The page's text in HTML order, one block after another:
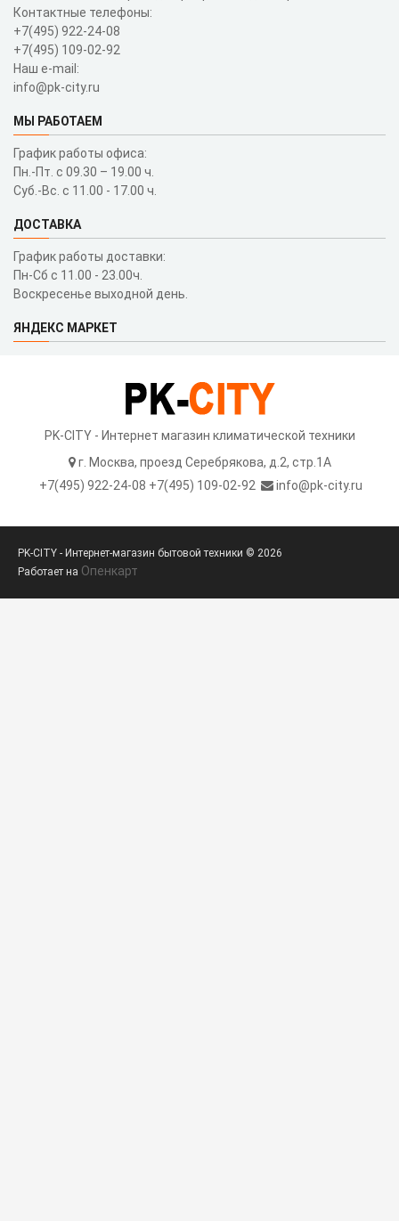
Контактные телефоны:
+7(495) 922-24-08
+7(495) 109-02-92
Наш e-mail:
info@pk-city.ru
МЫ РАБОТАЕМ
График работы офиса:
Пн.-Пт. с 09.30 – 19.00 ч.
Суб.-Вс. с 11.00 - 17.00 ч.
ДОСТАВКА
График работы доставки:
Пн-Сб с 11.00 - 23.00ч.
Воскресенье выходной день.
ЯНДЕКС МАРКЕТ
PK-CITY - Интернет магазин климатической техники
г. Москва, проезд Серебрякова, д.2, стр.1A
+7(495) 922-24-08 +7(495) 109-02-92
info@pk-city.ru
PK-CITY - Интернет-магазин бытовой техники © 2026
Работает на Опенкарт